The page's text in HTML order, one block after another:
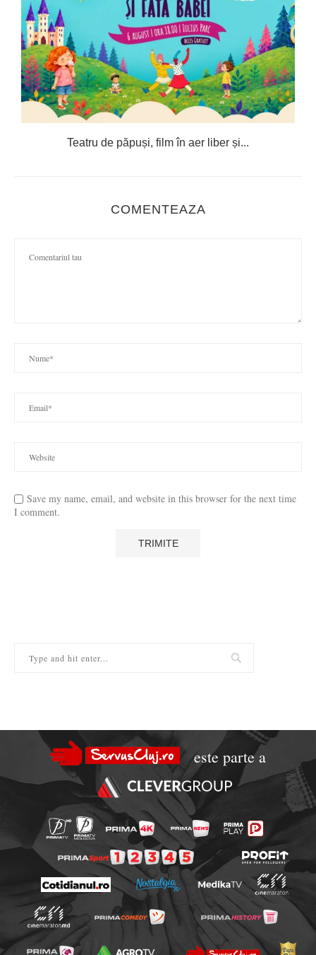
Teatru de păpuși, film în aer liber și...
COMENTEAZA
Save my name, email, and website in this browser for the next time
I comment.
este parte a